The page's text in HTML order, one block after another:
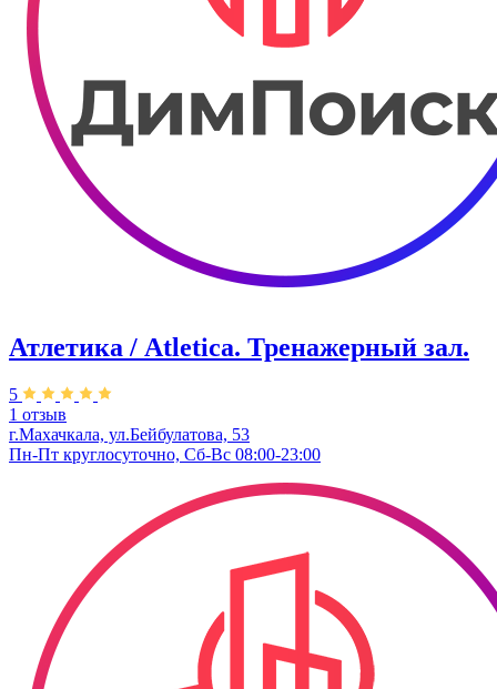
Атлетика / Atletica. Тренажерный зал.
5
1 отзыв
г.Махачкала, ул.Бейбулатова, 53
Пн-Пт круглосуточно, Сб-Вс 08:00-23:00